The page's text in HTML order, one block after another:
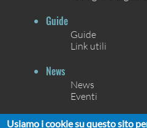
Guide
Guide
Link utili
News
News
Eventi
Contatti
Usiamo i cookie su questo sito